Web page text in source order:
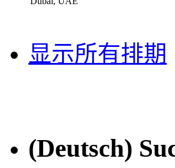
显示所有排期
(Deutsch)